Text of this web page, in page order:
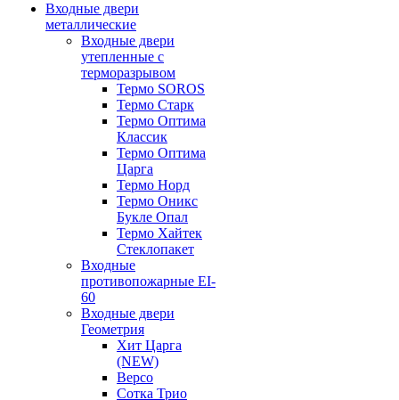
Входные двери
металлические
Входные двери
утепленные с
терморазрывом
Термо SOROS
Термо Старк
Термо Оптима
Классик
Термо Оптима
Царга
Термо Норд
Термо Оникс
Букле Опал
Термо Хайтек
Стеклопакет
Входные
противопожарные EI-
60
Входные двери
Геометрия
Хит Царга
(NEW)
Версо
Сотка Трио